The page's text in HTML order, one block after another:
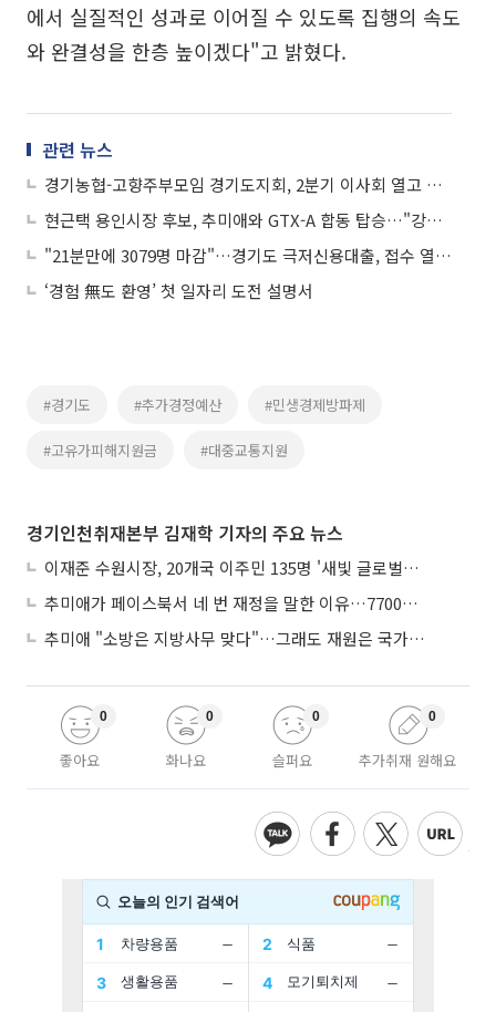
에서 실질적인 성과로 이어질 수 있도록 집행의 속도
와 완결성을 한층 높이겠다"고 밝혔다.
관련 뉴스
경기농협-고향주부모임 경기도지회, 2분기 이사회 열고 사회공헌 활성화 논의
현근택 용인시장 후보, 추미애와 GTX-A 합동 탑승…"강남권 30분대 교통혁명"
"21분만에 3079명 마감"…경기도 극저신용대출, 접수 열자마자 폭주했다
‘경험 無도 환영’ 첫 일자리 도전 설명서
#경기도 #추가경정예산 #민생경제방파제
#고유가피해지원금 #대중교통지원
경기인천취재본부 김재학 기자의 주요 뉴스
이재준 수원시장, 20개국 이주민 135명 '새빛 글로벌프렌즈' 위촉
추미애가 페이스북서 네 번 재정을 말한 이유…7700억 추경 열쇠는 도의회에
추미애 "소방은 지방사무 맞다"…그래도 재원은 국가가 나눠야
좋아요
0
화나요
0
슬퍼요
0
추가취재 원해요
0